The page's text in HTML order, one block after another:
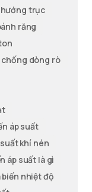
trục
răng
chống dòng rò
áp suất
khí nén
áp suất là gì
biến nhiệt độ